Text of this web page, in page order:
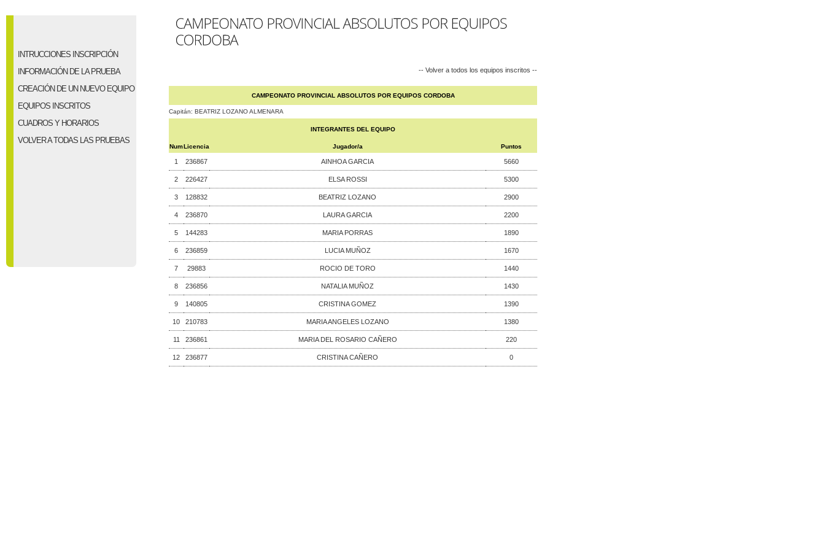
INTRUCCIONES INSCRIPCIÓN
INFORMACIÓN DE LA PRUEBA
CREACIÓN DE UN NUEVO EQUIPO
EQUIPOS INSCRITOS
CUADROS Y HORARIOS
VOLVER A TODAS LAS PRUEBAS
-- Volver a todos los equipos inscritos --
CAMPEONATO PROVINCIAL ABSOLUTOS POR EQUIPOS CORDOBA
Capitán: BEATRIZ LOZANO ALMENARA
INTEGRANTES DEL EQUIPO
NumLicencia Jugador/a Puntos
1 236867 AINHOA GARCIA 5660
2 226427 ELSA ROSSI 5300
3 128832 BEATRIZ LOZANO 2900
4 236870 LAURA GARCIA 2200
5 144283 MARIA PORRAS 1890
6 236859 LUCIA MUÑOZ 1670
7 29883 ROCIO DE TORO 1440
8 236856 NATALIA MUÑOZ 1430
9 140805 CRISTINA GOMEZ 1390
10 210783 MARIA ANGELES LOZANO 1380
11 236861 MARIA DEL ROSARIO CAÑERO 220
12 236877 CRISTINA CAÑERO 0